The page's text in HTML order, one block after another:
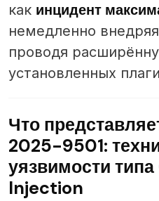
как инцидент
немедленно
проводя
установленных
Что
2025-9501:
уязвимости
Injection